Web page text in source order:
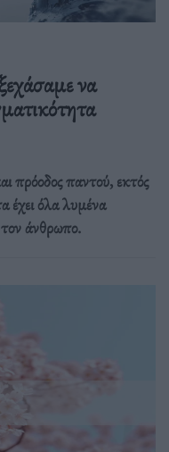
να
πρόοδος παντού, εκτός
έχει όλα λυμένα
τον άνθρωπο.